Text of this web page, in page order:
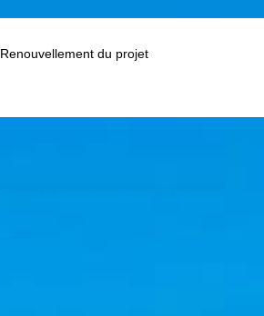
Renouvellement du projet